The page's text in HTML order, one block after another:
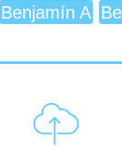
Benjamín A